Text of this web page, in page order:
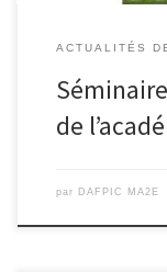
ACTUALITÉS
de
par DAFPIC MA2E